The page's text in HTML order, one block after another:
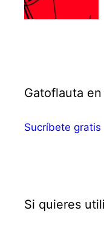
Gatoflauta
Sucríbete gratis
Si quieres